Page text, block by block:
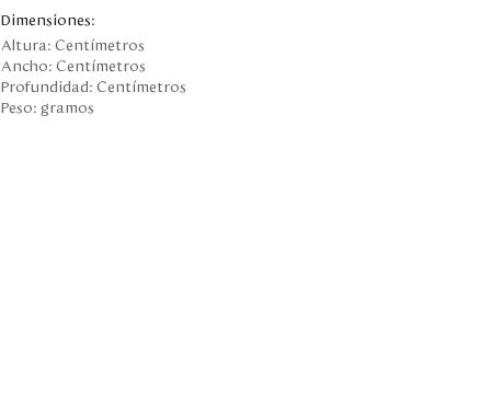
Dimensiones:
Altura:Centímetros
Ancho:Centímetros
Profundidad:Centímetros
Peso:gramos